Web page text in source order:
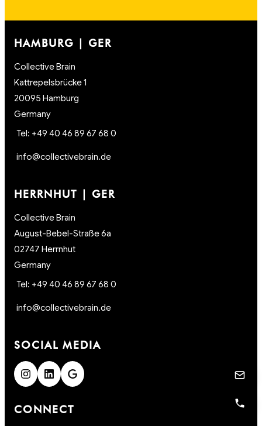
HAMBURG | GER
Collective Brain
Kattrepelsbrücke 1
20095 Hamburg
Germany
Tel: +49 40 46 89 67 68 0
info@collectivebrain.de
HERRNHUT | GER
Collective Brain
August-Bebel-Straße 6a
02747 Herrnhut
Germany
Tel: +49 40 46 89 67 68 0
info@collectivebrain.de
SOCIAL MEDIA
CONNECT